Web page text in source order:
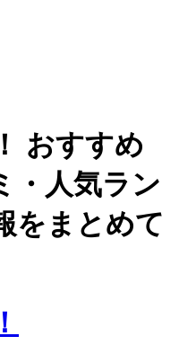
おすすめ
・人気ラン
をまとめて